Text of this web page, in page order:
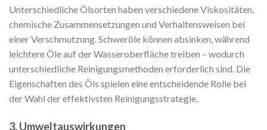
Unterschiedliche Ölsorten haben verschiedene Viskositäten,
chemische Zusammensetzungen und Verhaltensweisen bei
einer Verschmutzung. Schweröle können absinken, während
leichtere Öle auf der Wasseroberfläche treiben – wodurch
unterschiedliche Reinigungsmethoden erforderlich sind. Die
Eigenschaften des Öls spielen eine entscheidende Rolle bei
der Wahl der effektivsten Reinigungsstrategie.
3. Umweltauswirkungen